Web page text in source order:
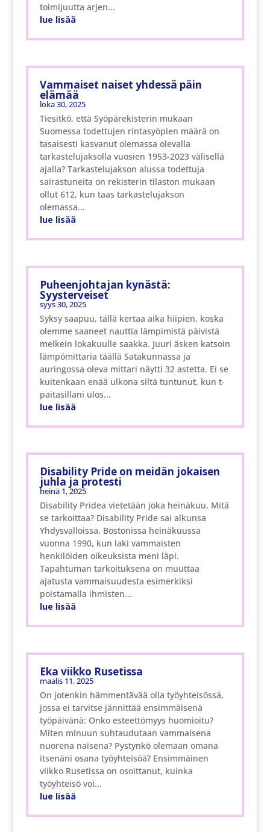
toimijuutta arjen...
lue lisää
Vammaiset naiset yhdessä päin
elämää
loka 30, 2025
Tiesitkö, että Syöpärekisterin mukaan
Suomessa todettujen rintasyöpien määrä on
tasaisesti kasvanut olemassa olevalla
tarkastelujaksolla vuosien 1953-2023 välisellä
ajalla? Tarkastelujakson alussa todettuja
sairastuneita on rekisterin tilaston mukaan
ollut 612, kun taas tarkastelujakson
olemassa...
lue lisää
Puheenjohtajan kynästä:
Syysterveiset
syys 30, 2025
Syksy saapuu, tällä kertaa aika hiipien, koska
olemme saaneet nauttia lämpimistä päivistä
melkein lokakuulle saakka. Juuri äsken katsoin
lämpömittaria täällä Satakunnassa ja
auringossa oleva mittari näytti 32 astetta. Ei se
kuitenkaan enää ulkona siltä tuntunut, kun t-
paitasillani ulos...
lue lisää
Disability Pride on meidän jokaisen
juhla ja protesti
heinä 1, 2025
Disability Pridea vietetään joka heinäkuu. Mitä
se tarkoittaa? Disability Pride sai alkunsa
Yhdysvalloissa, Bostonissa heinäkuussa
vuonna 1990, kun laki vammaisten
henkilöiden oikeuksista meni läpi.
Tapahtuman tarkoituksena on muuttaa
ajatusta vammaisuudesta esimerkiksi
poistamalla ihmisten...
lue lisää
Eka viikko Rusetissa
maalis 11, 2025
On jotenkin hämmentävää olla työyhteisössä,
jossa ei tarvitse jännittää ensimmäisenä
työpäivänä: Onko esteettömyys huomioitu?
Miten minuun suhtaudutaan vammaisena
nuorena naisena? Pystynkö olemaan omana
itsenäni osana työyhteisöä? Ensimmäinen
viikko Rusetissa on osoittanut, kuinka
työyhteisö voi...
lue lisää